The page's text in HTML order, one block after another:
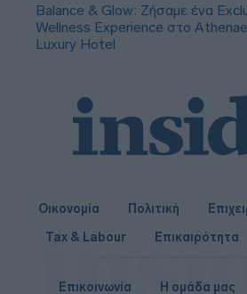
Balance & Glow: Ζήσαμε ένα
Wellness Experience στο
Luxury Hotel
Οικονομία Πολιτική
Tax & Labour
Επικαιρότητα
Επικοινωνία Η ομάδα μας